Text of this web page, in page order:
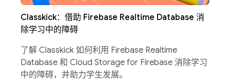
Classkick：借助 Firebase Realtime Database 消
除学习中的障碍
了解 Classkick 如何利用 Firebase Realtime
Database 和 Cloud Storage for Firebase 消除学习
中的障碍，并助力学生发展。